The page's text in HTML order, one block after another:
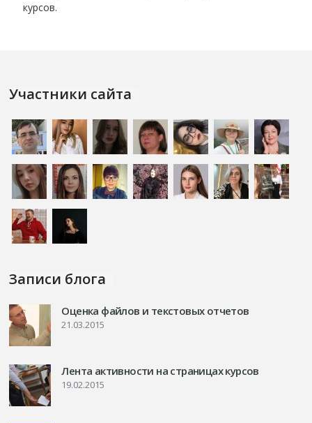
курсов.
Участники сайта
Записи блога
Оценка файлов и текстовых отчетов
21.03.2015
Лента активности на страницах курсов
19.02.2015